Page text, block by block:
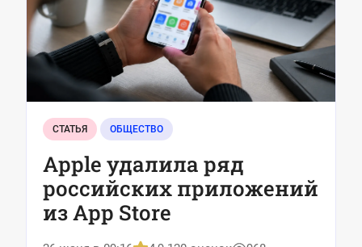
СТАТЬЯ ОБЩЕСТВО
Apple удалила ряд
российских приложений
из App Store